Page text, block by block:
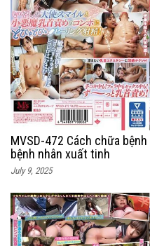
MVSD-472 Cách chữa
bệnh nhân xuất tinh
July 9, 2025